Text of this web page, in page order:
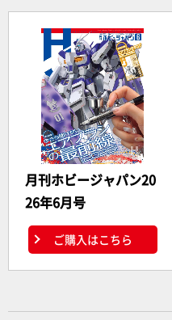
月刊ホビージャパン20
26年6月号
ご購入はこちら